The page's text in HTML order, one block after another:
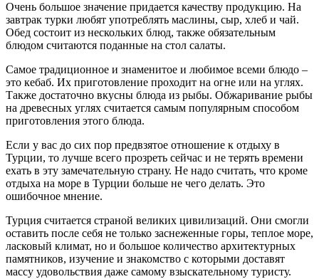
Очень большое значение придается качеству продукцию. На
завтрак турки любят употреблять маслины, сыр, хлеб и чай.
Обед состоит из нескольких блюд, также обязательным
блюдом считаются поданные на стол салаты.
Самое традиционное и знаменитое и любимое всеми блюдо –
это кебаб. Их приготовление проходит на огне или на углях.
Также достаточно вкусны блюда из рыбы. Обжаривание рыбы
на древесных углях считается самым популярным способом
приготовления этого блюда.
Если у вас до сих пор предвзятое отношение к отдыху в
Турции, то лучше всего прозреть сейчас и не терять времени
ехать в эту замечательную страну. Не надо считать, что кроме
отдыха на море в Турции больше не чего делать. Это
ошибочное мнение.
Турция считается страной великих цивилизаций. Они смогли
оставить после себя не только заснеженные горы, теплое море,
ласковый климат, но и большое количество архитектурных
памятников, изучение и знакомство с которыми доставят
массу удовольствия даже самому взыскательному туристу.